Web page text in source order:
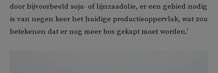
door bijvoorbeeld soja- of lijnzaadolie, er een gebied nodig
is van negen keer het huidige productieoppervlak, wat zou
betekenen dat er nog meer bos gekapt moet worden.’